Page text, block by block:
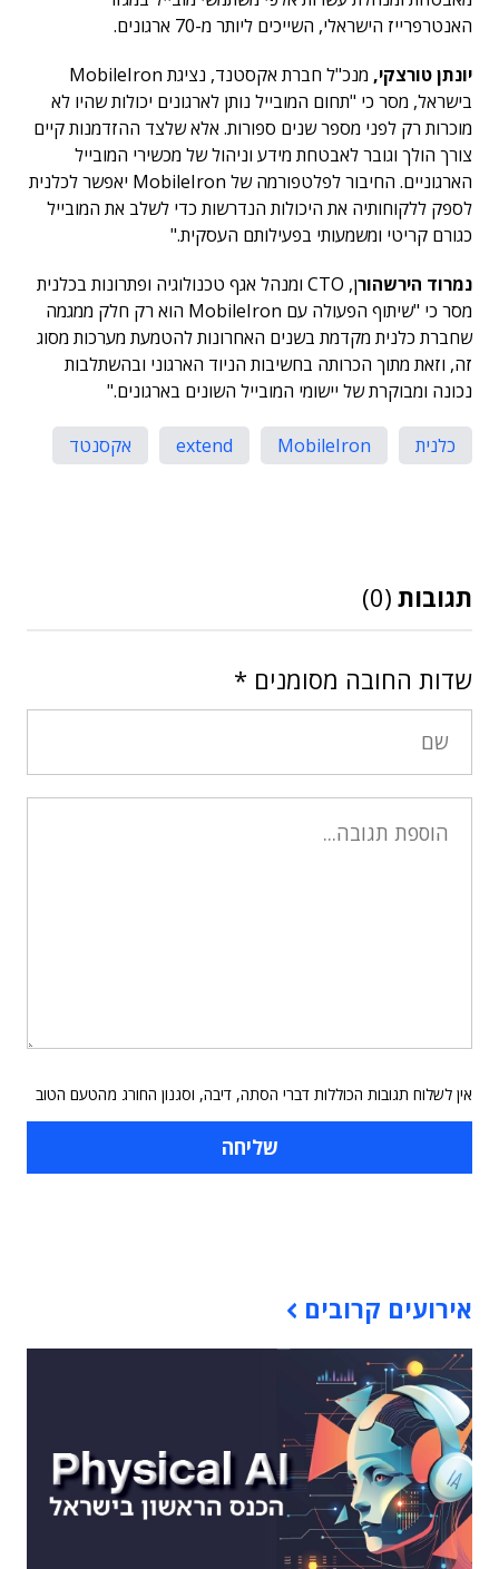
האנטרפרייז הישראלי, השייכים ליותר מ-70 ארגונים.
יונתן טורצקי,
מנכ"ל חברת אקסטנד, נציגת MobileIron
בישראל, מסר כי "תחום המובייל נותן לארגונים יכולות שהיו לא
מוכרות רק לפני מספר שנים ספורות. אלא שלצד ההזדמנות קיים
צורך הולך וגובר לאבטחת מידע וניהול של מכשירי המובייל
הארגוניים. החיבור לפלטפורמה של MobileIron יאפשר לכלנית
לספק ללקוחותיה את היכולות הנדרשות כדי לשלב את המובייל
כגורם קריטי ומשמעותי בפעילותם העסקית."
נמרוד הירשהור
ן, CTO ומנהל אגף טכנולוגיה ופתרונות בכלנית
מסר כי "שיתוף הפעולה עם MobileIron הוא רק חלק ממגמה
שחברת כלנית מקדמת בשנים האחרונות להטמעת מערכות מסוג
זה, וזאת מתוך הכרותה בחשיבות הניוד הארגוני ובהשתלבות
נכונה ומבוקרת של יישומי המובייל השונים בארגונים."
כלנית MobileIron
extend אקסנטד
תגובות (0)
שדות החובה מסומנים *
אין לשלוח תגובות הכוללות דברי הסתה, דיבה, וסגנון החורג מהטעם הטוב
אירועים קרובים